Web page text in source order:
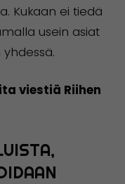
Kukaan ei tiedä
usein asiat
viestiä Riihen